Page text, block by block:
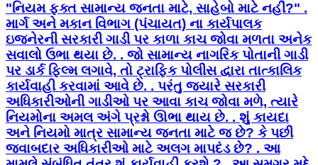
"નિયમ ફક્ત સામાન્ય જનતા માટે, સાહેબો માટે નહીં?" .
માર્ગ અને મકાન વિભાગ (પંચાયત) ના કાર્યપાલક
ઇજનેરની સરકારી ગાડી પર કાળા કાચ જોવા મળતા અનેક
સવાલો ઉભા થયા છે. . જો સામાન્ય નાગરિક પોતાની ગાડી
પર ડાર્ક ફિલ્મ લગાવે, તો ટ્રાફિક પોલીસ દ્વારા તાત્કાલિક
કાર્યવાહી કરવામાં આવે છે. . પરંતુ જ્યારે સરકારી
અધિકારીઓની ગાડીઓ પર આવા કાચ જોવા મળે, ત્યારે
નિયમોના અમલ અંગે પ્રશ્નો ઊભા થાય છે. . શું કાયદા
અને નિયમો માત્ર સામાન્ય જનતા માટે જ છે? કે પછી
જવાબદાર અધિકારીઓ માટે અલગ માપદંડ છે? . આ